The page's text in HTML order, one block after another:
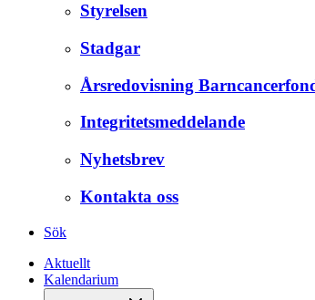
Styrelsen
Stadgar
Årsredovisning
Integritetsmeddelande
Nyhetsbrev
Kontakta oss
Sök
Aktuellt
Kalendarium